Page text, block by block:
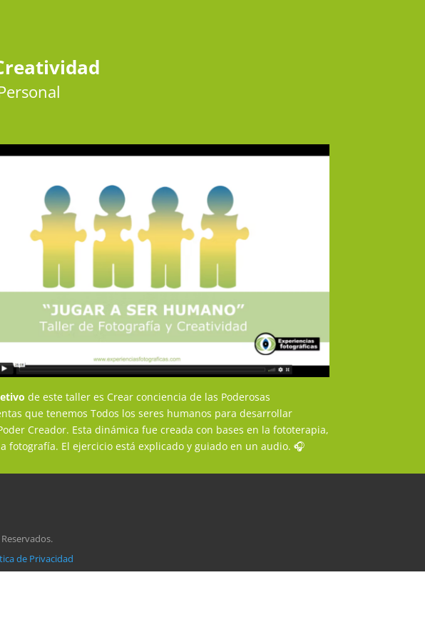
de este taller es Crear conciencia de las Poderosas
que tenemos Todos los seres humanos para desarrollar
Creador. Esta dinámica fue creada con bases en la fototerapia,
fotografía. El ejercicio está explicado y guiado en un audio. 🎧
de Privacidad